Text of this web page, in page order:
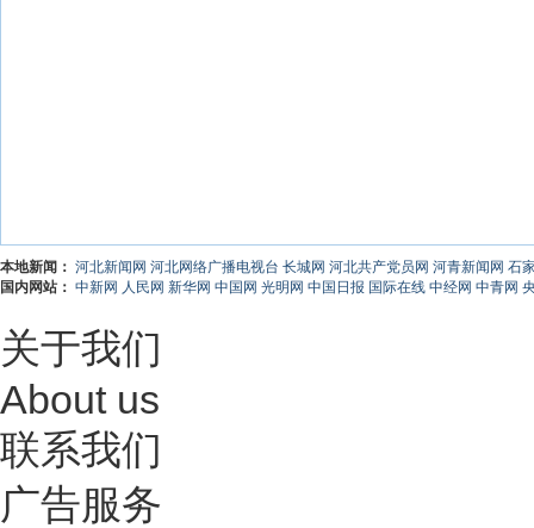
本地新闻： 河北新闻网 河北网络广播电视台 长城网 河北共产党员网 河青新闻网 石
国内网站： 中新网 人民网 新华网 中国网 光明网 中国日报 国际在线 中经网 中青网
关于我们
About us
联系我们
广告服务